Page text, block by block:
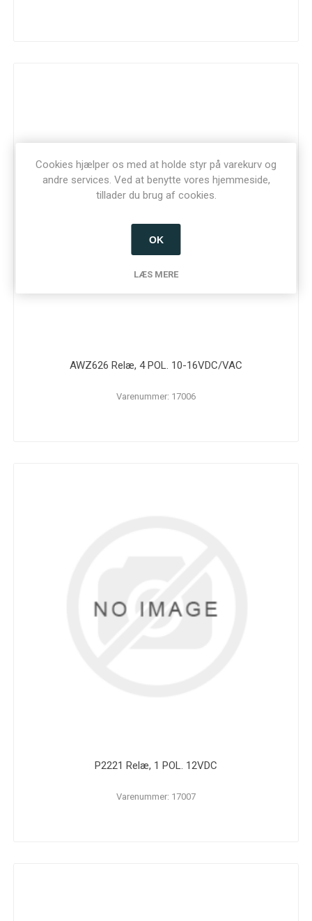
AWZ626 Relæ, 4 POL. 10-16VDC/VAC
Varenummer: 17006
P2221 Relæ, 1 POL. 12VDC
Varenummer: 17007
Cookies hjælper os med at holde styr på varekurv og
andre services. Ved at benytte vores hjemmeside,
tillader du brug af cookies.
OK
LÆS MERE